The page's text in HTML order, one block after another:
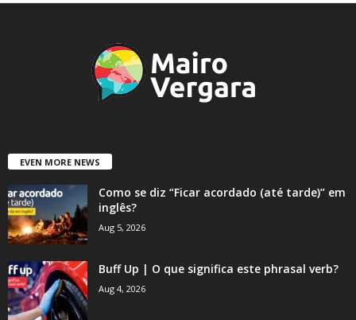
EVEN MORE NEWS
Como se diz “Ficar acordado (até tarde)” em
inglês?
Aug 5, 2026
Buff Up | O que significa este phrasal verb?
Aug 4, 2026